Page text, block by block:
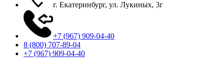
г. Екатеринбург, ул. Лукиных, 3г
+7 (967) 909-04-40
8 (800) 707-89-04
+7 (967) 909-04-40